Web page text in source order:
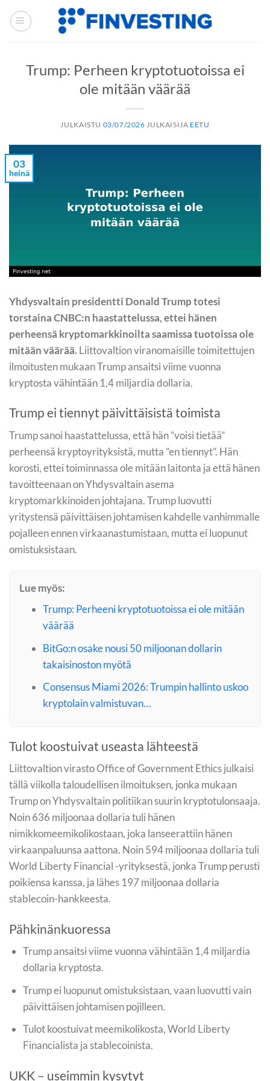
Siirry
sisältöön
Trump: Perheen kryptotuotoissa ei
ole mitään väärää
JULKAISTU 03/07/2026 JULKAISIJA EETU
03
heinä
Yhdysvaltain presidentti Donald Trump totesi
torstaina CNBC:n haastattelussa, ettei hänen
perheensä kryptomarkkinoilta saamissa tuotoissa ole
mitään väärää. Liittovaltion viranomaisille toimitettujen
ilmoitusten mukaan Trump ansaitsi viime vuonna
kryptosta vähintään 1,4 miljardia dollaria.
Trump ei tiennyt päivittäisistä toimista
Trump sanoi haastattelussa, että hän ”voisi tietää”
perheensä kryptoyrityksistä, mutta ”en tiennyt”. Hän
korosti, ettei toiminnassa ole mitään laitonta ja että hänen
tavoitteenaan on Yhdysvaltain asema
kryptomarkkinoiden johtajana. Trump luovutti
yritystensä päivittäisen johtamisen kahdelle vanhimmalle
pojalleen ennen virkaanastumistaan, mutta ei luopunut
omistuksistaan.
Lue myös:
Trump: Perheeni kryptotuotoissa ei ole mitään
väärää
BitGo:n osake nousi 50 miljoonan dollarin
takaisinoston myötä
Consensus Miami 2026: Trumpin hallinto uskoo
kryptolain valmistuvan…
Tulot koostuivat useasta lähteestä
Liittovaltion virasto Office of Government Ethics julkaisi
tällä viikolla taloudellisen ilmoituksen, jonka mukaan
Trump on Yhdysvaltain politiikan suurin kryptotulonsaaja.
Noin 636 miljoonaa dollaria tuli hänen
nimikkomeemikolikostaan, joka lanseerattiin hänen
virkaanpaluunsa aattona. Noin 594 miljoonaa dollaria tuli
World Liberty Financial -yrityksestä, jonka Trump perusti
poikiensa kanssa, ja lähes 197 miljoonaa dollaria
stablecoin-hankkeesta.
Pähkinänkuoressa
Trump ansaitsi viime vuonna vähintään 1,4 miljardia
dollaria kryptosta.
Trump ei luopunut omistuksistaan, vaan luovutti vain
päivittäisen johtamisen pojilleen.
Tulot koostuivat meemikolikosta, World Liberty
Financialista ja stablecoinista.
UKK – useimmin kysytyt